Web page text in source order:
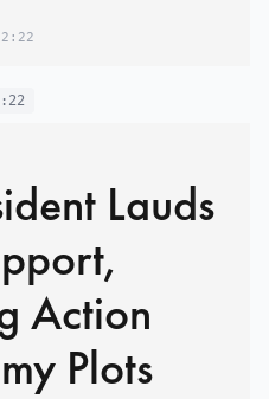
Lauds
Action
Plots